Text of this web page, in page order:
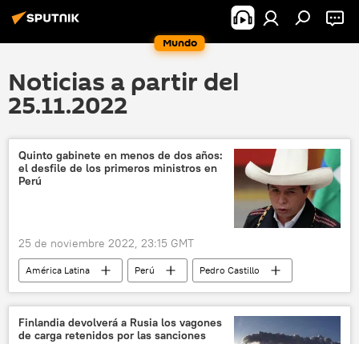
Mundo
Noticias a partir del
25.11.2022
Quinto gabinete en menos de dos años:
el desfile de los primeros ministros en
Perú
25 de noviembre 2022, 23:15 GMT
América Latina Perú
Pedro Castillo
Lima
política primer ministro
Finlandia devolverá a Rusia los vagones
de carga retenidos por las sanciones